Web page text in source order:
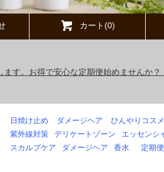
カート(0)
す。お得で安心な定期便始めませんか
日焼け止め ダメージヘア ひんやりコスメ
紫外線対策
デリケートゾーン
エッセンシ
スカルプケア
ダメージヘア 香水 定期便